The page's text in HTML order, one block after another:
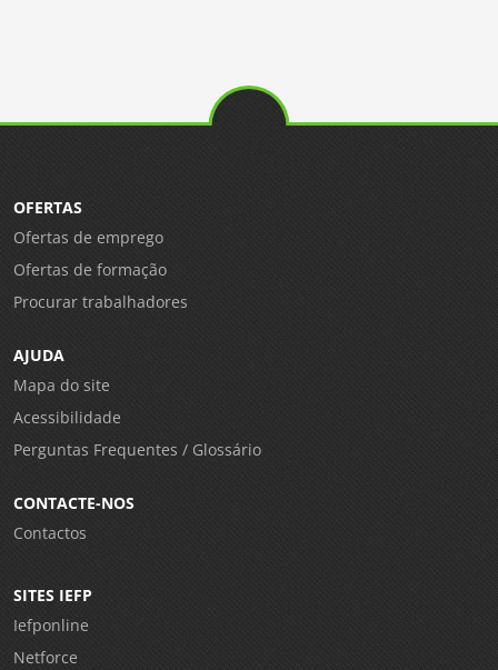
OFERTAS
Ofertas de emprego
Ofertas de formação
Procurar trabalhadores
AJUDA
Mapa do site
Acessibilidade
Perguntas Frequentes / Glossário
CONTACTE-NOS
Contactos
SITES IEFP
Iefponline
Netforce